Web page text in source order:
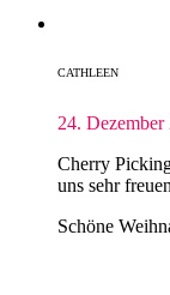
CATHLEEN
24. Dezember
Cherry
uns sehr
Schöne